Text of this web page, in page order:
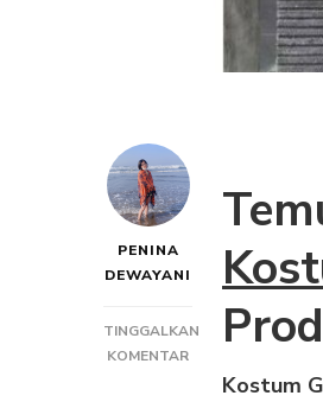
PENINA
DEWAYANI
TINGGALKAN
KOMENTARPADA
KOSTUMKostum